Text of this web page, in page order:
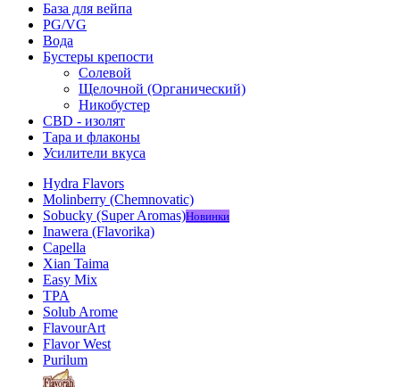
База для вейпа
PG/VG
Вода
Бустеры крепости
Солевой
Щелочной (Органический)
Никобустер
CBD - изолят
Тара и флаконы
Усилители вкуса
Hydra Flavors
Molinberry (Chemnovatic)
Sobucky (Super Aromas)Новинки
Inawera (Flavorika)
Capella
Xian Taima
Easy Mix
TPA
Solub Arome
FlavourArt
Flavor West
Purilum